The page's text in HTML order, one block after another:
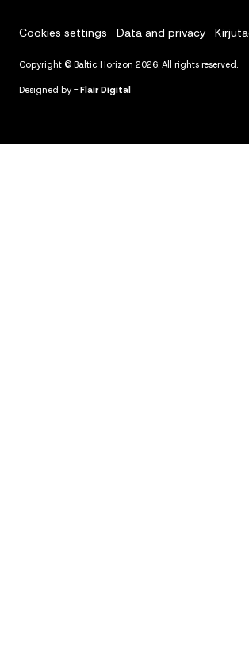
Cookies settings Data and privacy
Copyright © Baltic Horizon 2026. All rights reserved.
Designed by -Flair Digital